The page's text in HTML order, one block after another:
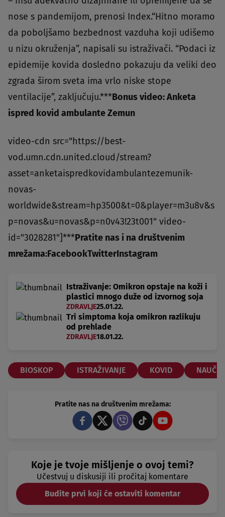
nose s pandemijom, prenosi Index.“Hitno moramo
da poboljšamo bezbednost vazduha koji udišemo
u nizu okruženja”, napisali su istraživači. “Podaci iz
epidemije kovida dosledno pokazuju da veliki deo
zgrada širom sveta ima vrlo niske stope
ventilacije”, zaključuju.***Bonus video: Anketa
ispred kovid ambulante Zemun
video-cdn src="https://best-
vod.umn.cdn.united.cloud/stream?
asset=anketaispredkovidambulantezemunik-
novas-
worldwide&stream=hp3500&t=0&player=m3u8v&s
p=novas&u=novas&p=n0v43!23t001" video-
id="3028281"]***Pratite nas i na društvenim
mrežama:FacebookTwitterInstagram
Istraživanje: Omikron opstaje na koži i
plastici mnogo duže od izvornog soja
ZDRAVLJE25.01.22.
Tri simptoma koja omikron razlikuju
od prehlade
ZDRAVLJE18.01.22.
BIOSKOP ISTRAŽIVANJE KOVID
Pratite nas na društvenim mrežama:
Koje je tvoje mišljenje o ovoj temi?
Učestvuj u diskusiji ili pročitaj komentare
Budite prvi koji će ostaviti komentar